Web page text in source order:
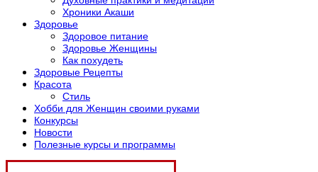
Хроники Акаши
Здоровье
Здоровое питание
Здоровье Женщины
Как похудеть
Здоровые Рецепты
Красота
Стиль
Хобби для Женщин своими руками
Конкурсы
Новости
Полезные курсы и программы